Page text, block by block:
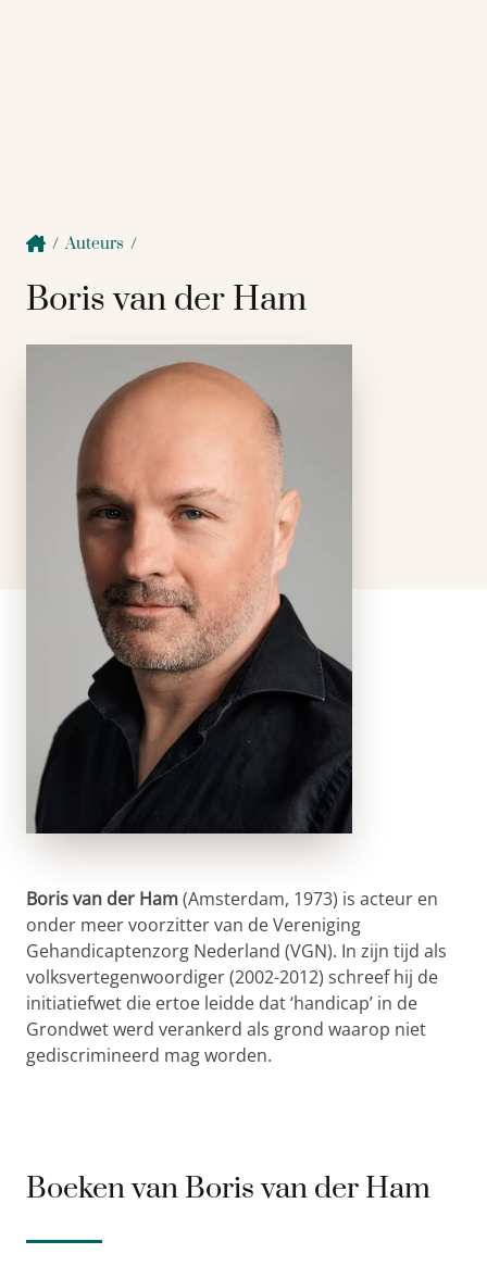
/Auteurs /
Boris van der Ham
Boris van der Ham(Amsterdam, 1973) is acteur en
onder meer voorzitter van de Vereniging
Gehandicaptenzorg Nederland (VGN). In zijn tijd als
volksvertegenwoordiger (2002-2012) schreef hij de
initiatiefwet die ertoe leidde dat ‘handicap’ in de
Grondwet werd verankerd als grond waarop niet
gediscrimineerd mag worden.
Boeken van Boris van der Ham